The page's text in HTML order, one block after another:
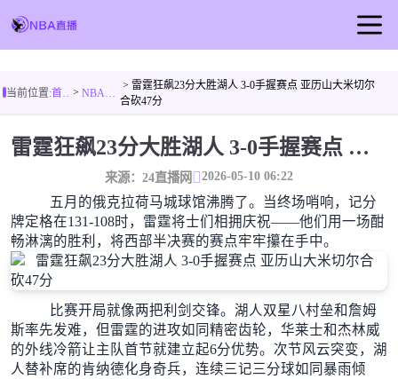
NBA直播
篮球直播
NBA视频
NBA新闻
当前位置: 首页 > NBA新闻
> 雷霆狂飙23分大胜湖人 3-0手握赛点 亚历山大米切尔
合砍47分
雷霆狂飙23分大胜湖人 3-0手握赛点 亚历山大米切尔合砍47分
来源：24直播网 2026-05-10 06:22
五月的俄克拉荷马城球馆沸腾了。当终场哨响，记分
牌定格在131-108时，雷霆将士们相拥庆祝——他们用一场酣
畅淋漓的胜利，将西部半决赛的赛点牢牢攥在手中。
比赛开局就像两把利剑交锋。湖人双星八村垒和詹姆
斯率先发难，但雷霆的进攻如同精密齿轮，华莱士和杰林威
的外线冷箭让主队首节就建立起6分优势。次节风云突变，湖
人替补席的肯纳德化身奇兵，连续三记三分球如同暴雨倾